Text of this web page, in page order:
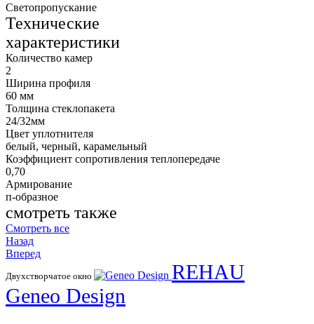
Светопропускание
Технические
характеристики
Количество камер
2
Ширина профиля
60 мм
Толщина стеклопакета
24/32мм
Цвет уплотнителя
белый, черный, карамельный
Коэффициент сопротивления теплопередаче
0,70
Армирование
п-образное
смотреть также
Смотреть все
Назад
Вперед
Двухстворчатое окно
REHAU
Geneo Design